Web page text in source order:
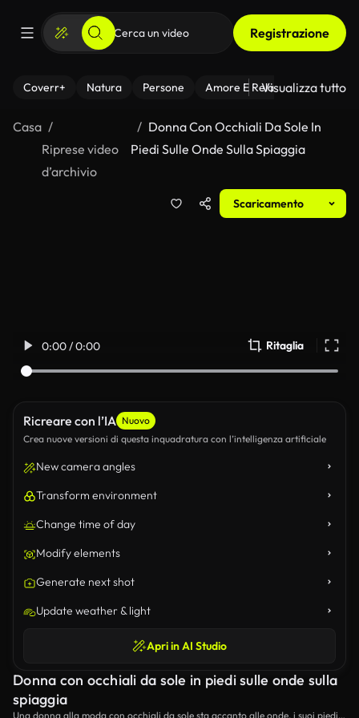
Registrazione
Coverr+ Natura Persone Amore E Relazioni Il
Visualizza tutto
Casa
Riprese video
d’archivio
Donna Con Occhiali Da Sole In
Piedi Sulle Onde Sulla Spiaggia
Scaricamento
0:00 / 0:00 Ritaglia
Ricreare con l’IA Nuovo
Crea nuove versioni di questa inquadratura con l’intelligenza artificiale
New camera angles
Transform environment
Change time of day
Modify elements
Generate next shot
Update weather & light
Apri in AI Studio
Donna con occhiali da sole in piedi sulle onde sulla
spiaggia
Una donna alla moda con occhiali da sole sta accanto alle onde, i suoi piedi